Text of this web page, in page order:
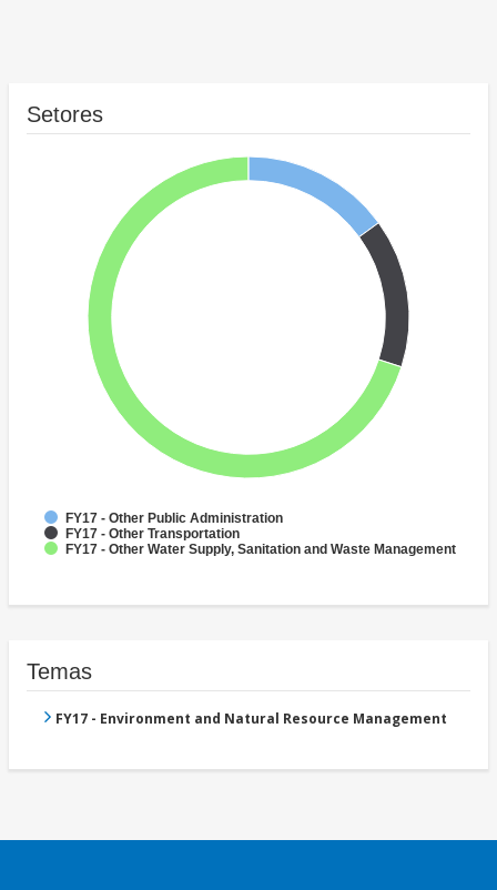
Setores
FY17 - Other Public Administration
FY17 - Other Transportation
FY17 - Other Water Supply, Sanitation and Waste Management
Temas
FY17 - Environment and Natural Resource Management